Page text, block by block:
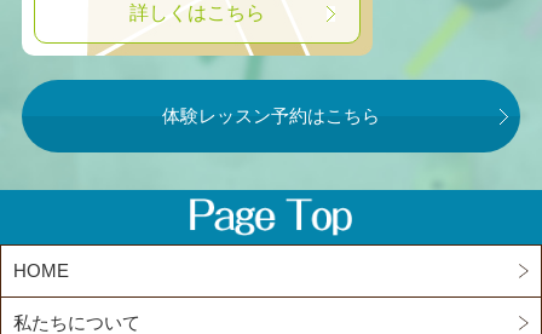
詳しくはこちら
体験レッスン予約はこちら
HOME
私たちについて